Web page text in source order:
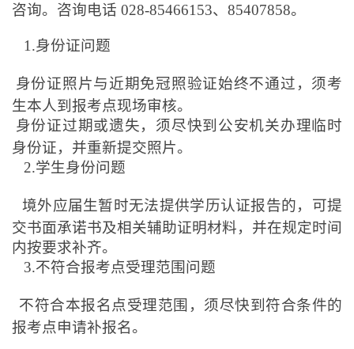
咨询。咨询电话 028-85466153、85407858。
1.身份证问题
身份证照片与近期免冠照验证始终不通过，须考
生本人到报考点现场审核。
身份证过期或遗失，须尽快到公安机关办理临时
身份证，并重新提交照片。
2.学生身份问题
境外应届生暂时无法提供学历认证报告的，可提
交书面承诺书及相关辅助证明材料，并在规定时间
内按要求补齐。
3.不符合报考点受理范围问题
不符合本报名点受理范围，须尽快到符合条件的
报考点申请补报名。